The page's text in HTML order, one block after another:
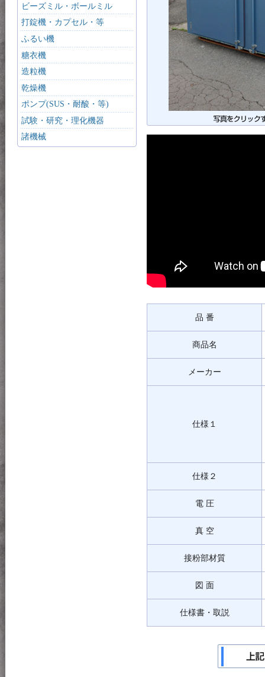
品 番
商品名
メーカー
仕様１
仕様２
電 圧
真 空
接粉部材質
図 面
仕様書・取説
ビーズミル・ボールミル
打錠機・カプセル・等
ふるい機
糖衣機
造粒機
乾燥機
ポンプ(SUS・耐酸・等)
試験・研究・理化機器
諸機械